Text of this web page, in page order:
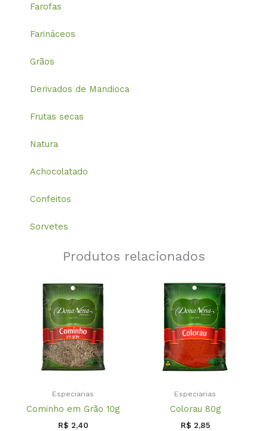
Farofas
Farináceos
Grãos
Derivados de Mandioca
Frutas secas
Natura
Achocolatado
Confeitos
Sorvetes
Produtos relacionados
Especiarias
Cominho em Grão 10g
R$ 2,40
Especiarias
Colorau 80g
R$ 2,85